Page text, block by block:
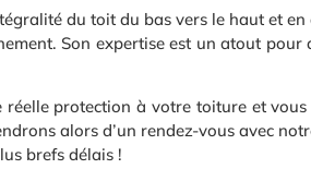
du toit du bas vers le haut et en
Son expertise est un atout
protection à votre toiture et vous
alors d’un rendez-vous avec
brefs délais !